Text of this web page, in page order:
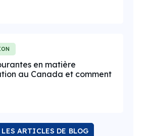
en matière
au Canada et comment
ARTICLES DE BLOG